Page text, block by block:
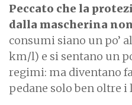
Peccato che la
dalla mascherina
consumi siano un po’
km/l) e si sentano un
regimi: ma diventano
pedane solo ben oltre i